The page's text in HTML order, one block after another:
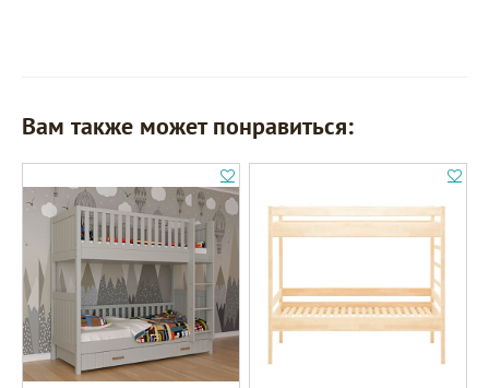
Вам также может понравиться: